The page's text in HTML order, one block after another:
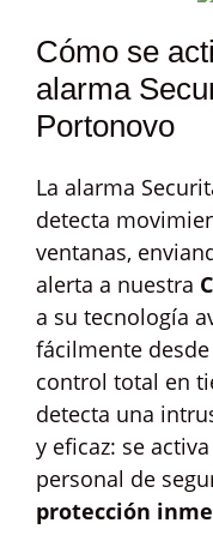
Cómo se
alarma
Portonovo
La alarma
detecta
ventanas,
alerta a nuestra
a su tecnología
fácilmente
control total en
detecta una
y eficaz: se
personal de
protección